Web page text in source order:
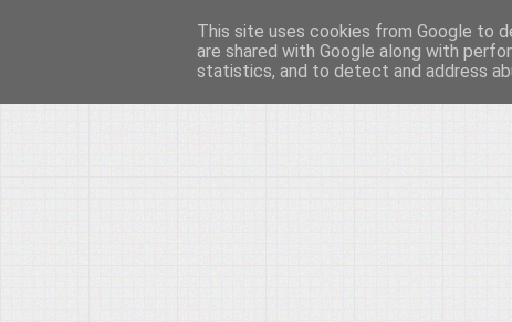
Το μεγαλείο των
Είμαστε πάντα εδώ για να μιλάμε
This site uses cookies from Google to
are shared with Google along with
statistics, and to detect and address